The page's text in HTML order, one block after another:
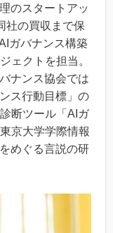
のスタートアッ
社の買収まで保
ガバナンス構築
ェクトを担当。
ナンス協会では
ス行動目標」の
断ツール「AIガ
京大学学際情報
めぐる言説の研